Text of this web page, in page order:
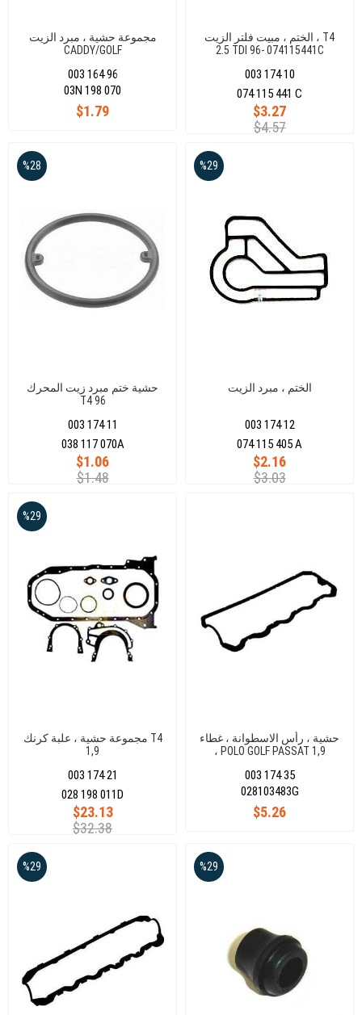
مجموعة حشية ، مبرد الزيت
CADDY/GOLF
1,6 /2,0
003 164 96
$1.79
03N 198 070
الختم ، مبيت فلتر الزيت ، T4
2.5 TDI 96- 074115441C
003 174 10
$3.27
$4.57
074 115 441 C
حشية ختم مبرد زيت المحرك
T4 96
003 174 11
$1.06
$1.48
%28
038 117 070A
الختم ، مبرد الزيت
003 174 12
$2.16
$3.03
%29
074 115 405 A
مجموعة حشية ، علبة كرنك T4
1,9
003 174 21
$23.13
$32.38
%29
028 198 011D
حشية ، رأس الاسطوانة ، غطاء
، POLO GOLF PASSAT 1,9
003 174 35
$5.26
028103483G
%29 %29